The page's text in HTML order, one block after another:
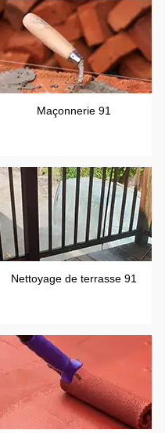
Maçonnerie 91
Nettoyage de terrasse 91